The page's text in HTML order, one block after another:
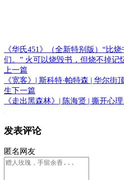
《华氏451》（全新特别版）“比
们。” 火可以烧毁书，但烧不掉记
上一篇
《宽客》| 斯科特·帕特森 | 华尔街
生下一篇
《走出黑森林》| 陈海贤 | 撕开心
发表评论
匿名网友